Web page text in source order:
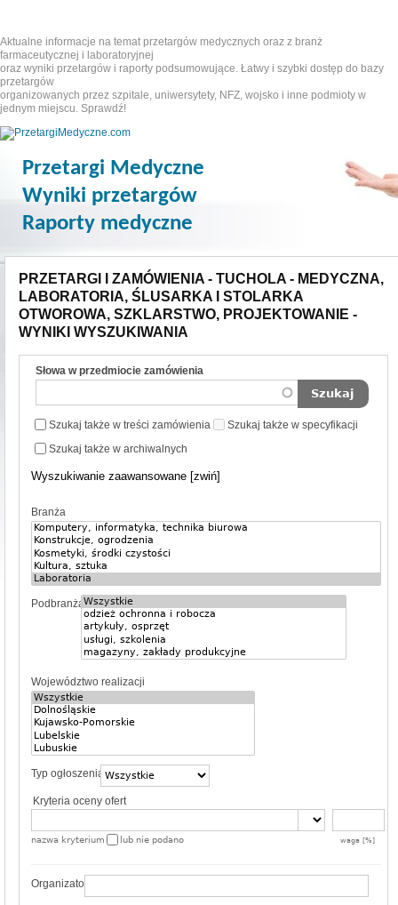
Aktualne informacje na temat przetargów medycznych oraz z branż
farmaceutycznej i laboratoryjnej
oraz wyniki przetargów i raporty podsumowujące. Łatwy i szybki dostęp do bazy
przetargów
organizowanych przez szpitale, uniwersytety, NFZ, wojsko i inne podmioty w
jednym miejscu. Sprawdź!
Przetargi Medyczne
Wyniki przetargów
Raporty medyczne
PRZETARGI I ZAMÓWIENIA - TUCHOLA - MEDYCZNA,
LABORATORIA, ŚLUSARKA I STOLARKA
OTWOROWA, SZKLARSTWO, PROJEKTOWANIE -
WYNIKI WYSZUKIWANIA
Słowa w przedmiocie zamówienia
Szukaj także w treści zamówienia
Szukaj także w specyfikacji
Szukaj także w archiwalnych
Wyszukiwanie zaawansowane [zwiń]
Branża
Podbranża
Województwo realizacji
Typ ogłoszenia
Kryteria oceny ofert
nazwa kryterium waga [%]
lub nie podano
Organizator